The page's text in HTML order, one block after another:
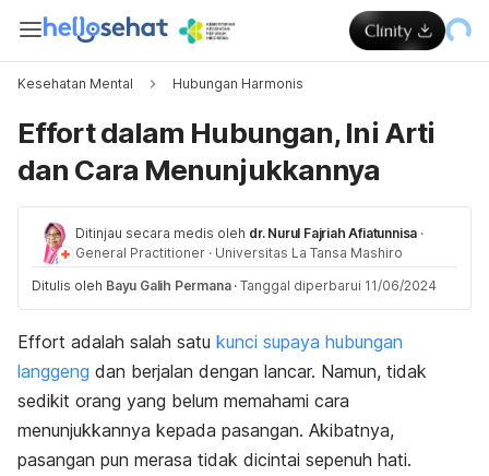
Kesehatan Mental Hubungan Harmonis
Effort dalam Hubungan, Ini Arti
dan Cara Menunjukkannya
Ditinjau secara medis oleh dr. Nurul Fajriah Afiatunnisa ·
General Practitioner · Universitas La Tansa Mashiro
Ditulis oleh Bayu Galih Permana · Tanggal diperbarui 11/06/2024
Effort adalah salah satu kunci supaya hubungan
langgeng dan berjalan dengan lancar. Namun, tidak
sedikit orang yang belum memahami cara
menunjukkannya kepada pasangan. Akibatnya,
pasangan pun merasa tidak dicintai sepenuh hati.